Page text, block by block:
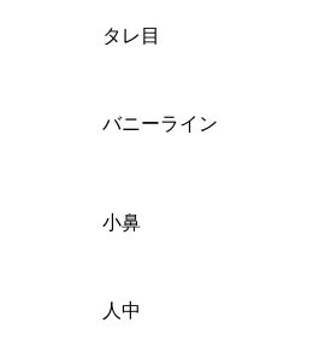
タレ目
バニーライン
小鼻
人中